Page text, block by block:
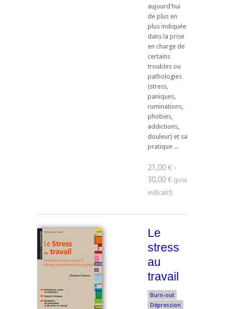
aujourd'hui
de plus en
plus indiquée
dans la prise
en charge de
certains
troubles ou
pathologies
(stress,
paniques,
ruminations,
phobies,
addictions,
douleur) et sa
pratique ...
21,00 € -
30,00 €
Le
stress
au
travail
Burn-out
Dépression